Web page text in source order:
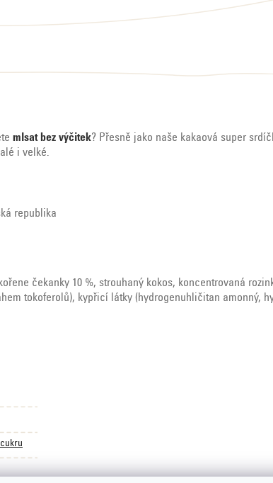
mlsat bez výčitek? Přesně jako naše kakaová super
i velké.
republika
čekanky 10 %, strouhaný kokos, koncentrovaná
tokoferolů), kypřicí látky (hydrogenuhličitan amonný,